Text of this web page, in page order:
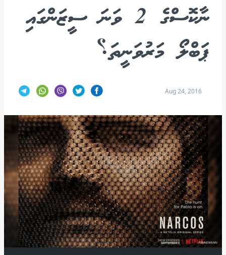
ނާކޮސްގެ 2 ވަނަ ސީޒަންގައި
ޕަބްލޯ މަރުވަނީތަ؟
Aug 24, 2016